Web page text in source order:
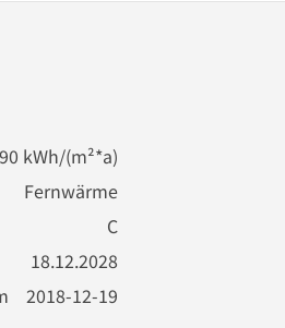
kWh/(m²*a)
Fernwärme
C
18.12.2028
2018-12-19